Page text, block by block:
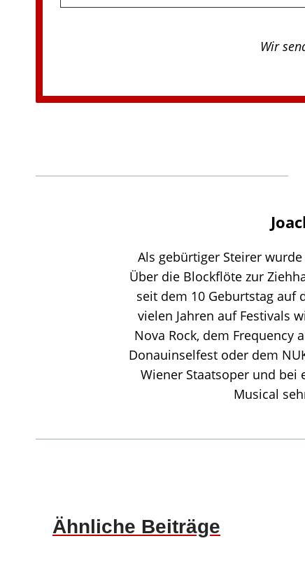
Wir
Als gebürtiger Steirer
Über die Blockflöte zur
seit dem 10 Geburtstag auf
vielen Jahren auf Festivals
Nova Rock, dem Frequency
Donauinselfest oder dem
Wiener Staatsoper und bei
Musical
Ähnliche Beiträge